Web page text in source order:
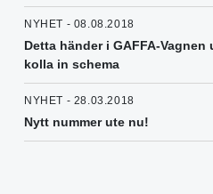
NYHET - 08.08.2018
Detta händer i GAFFA-Vagnen
kolla in schema
NYHET - 28.03.2018
Nytt nummer ute nu!